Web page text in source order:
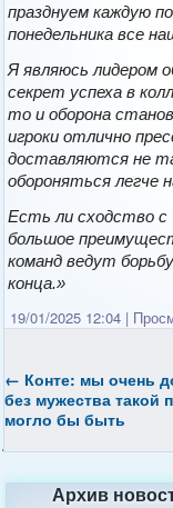
празднуем каждую
понедельника все
Я являюсь лидером
секрет успеха в
то и оборона
игроки отлично
доставляются не
обороняться легче
Есть ли сходство с
большое
команд ведут
конца.»
19/01/2025 12:04 |
← Конте: мы очень
без мужества такой
могло бы быть
Архив